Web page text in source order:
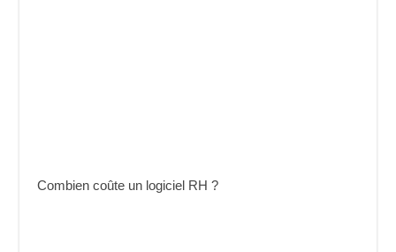
Combien coûte un logiciel RH ?